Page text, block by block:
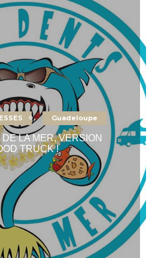
Guadeloupe
DE LA MER, VERSION
TRUCK !